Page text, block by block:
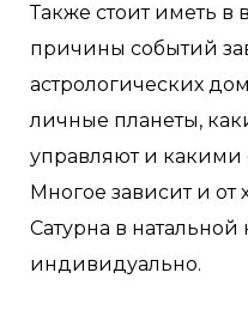
Также стоит иметь в
причины событий
астрологических
личные планеты,
управляют и какими
Многое зависит и от
Сатурна в натальной
индивидуально.